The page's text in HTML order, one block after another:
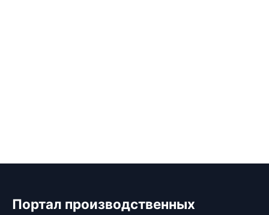
Портал производственных